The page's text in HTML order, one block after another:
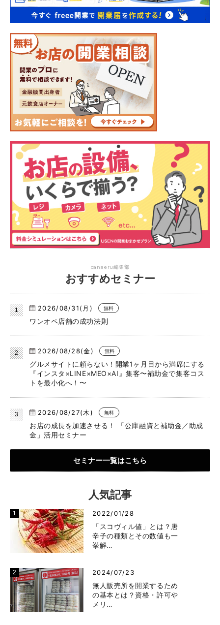
canaeru編集部
おすすめセミナー
2026/08/31(月) 無料
ワンオペ店舗の成功法則
2026/08/28(金) 無料
グルメサイトに頼らない！開業1ヶ月目から満席にする
『インスタ×LINE×MEO×AI』集客〜補助金で集客コス
トを最小化へ！〜
2026/08/27(木) 無料
お店の成長を加速させる！ 「公庫融資と補助金／助成
金」活用セミナー
セミナー一覧はこちら
人気記事
2022/01/28
「スコヴィル値」とは？唐
辛子の種類とその数値も一
挙解…
2024/07/23
無人販売所を開業するため
の基本とは？資格・許可や
メリ…